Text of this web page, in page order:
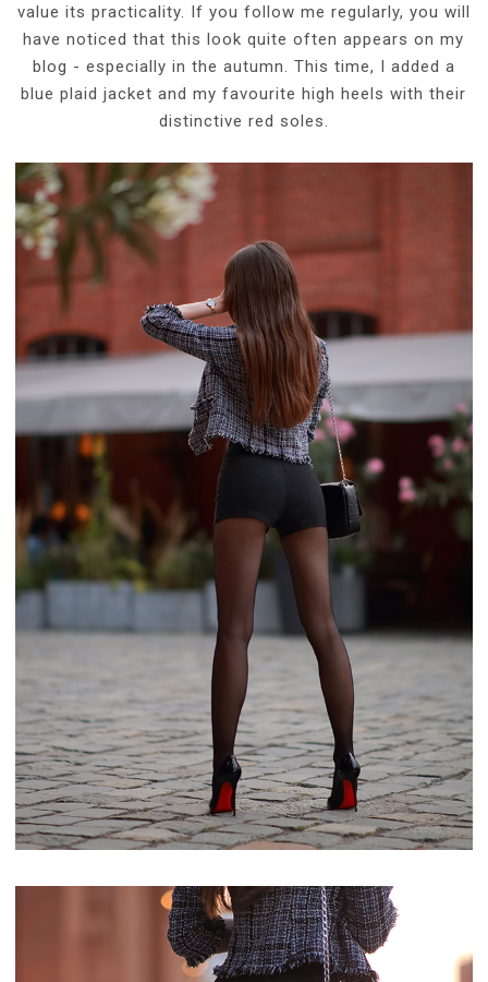
value its practicality. If you follow me regularly, you will
have noticed that this look quite often appears on my
blog - especially in the autumn. This time, I added a
blue plaid jacket and my favourite high heels with their
distinctive red soles.